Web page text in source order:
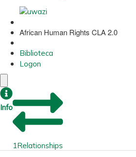
African Human Rights CLA 2.0
Biblioteca
Logon
Info
1Relationships